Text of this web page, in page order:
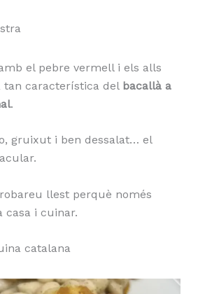
el pebre vermell i els alls
tan característica del bacallà a
.
gruixut i ben dessalat… el
llest perquè només
casa i cuinar.
catalana